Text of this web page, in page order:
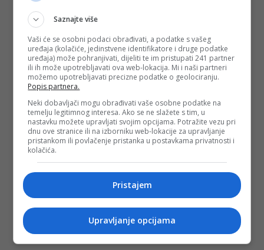
Saznajte više
Vaši će se osobni podaci obrađivati, a podatke s vašeg
uređaja (kolačiće, jedinstvene identifikatore i druge podatke
uređaja) može pohranjivati, dijeliti te im pristupati 241 partner
ili ih može upotrebljavati ova web-lokacija. Mi i naši partneri
možemo upotrebljavati precizne podatke o geolociranju.
Popis partnera.
Neki dobavljači mogu obrađivati vaše osobne podatke na
temelju legitimnog interesa. Ako se ne slažete s tim, u
nastavku možete upravljati svojim opcijama. Potražite vezu pri
dnu ove stranice ili na izborniku web-lokacije za upravljanje
pristankom ili povlačenje pristanka u postavkama privatnosti i
kolačića.
Pristajem
Upravljanje opcijama